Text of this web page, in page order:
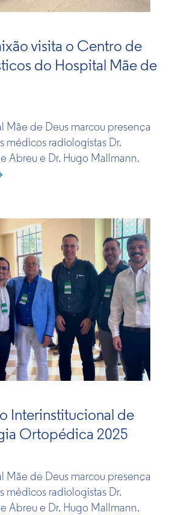
visita o Centro de
do Hospital Mãe de
Mãe de Deus marc​ou presença
médicos radiologistas Dr.
Abreu e Dr. Hugo Mallmann.​
Interinstitucional de
Ortopédica 2025​
Mãe de Deus marc​ou presença
médicos radiologistas Dr.
Abreu e Dr. Hugo Mallmann.​